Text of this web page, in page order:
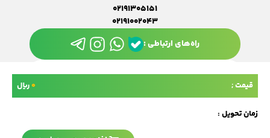
قیمت ; 0ریال
زمان تحویل :
02191305151
02191002043
راه‌های ارتباطی :
نیاز به کمک دارید؟ پیام دهید